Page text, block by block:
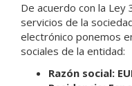
De acuerdo con la
servicios de la
electrónico ponemos
sociales de la entidad:
Razón social: